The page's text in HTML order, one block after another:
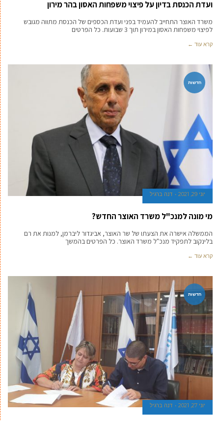
ועדת הכנסת בדיון על פיצוי משפחות האסון בהר מירון
משרד האוצר התחייב להעמיד בפני ועדת הכספים של הכנסת מתווה מגובש
לפיצוי משפחות האסון במירון תוך 3 שבועות. כל הפרטים
קרא עוד ←
חדשות
יוני 29, 2021 דנה ברגיל
מי מונה למנכ"ל משרד האוצר החדש?
הממשלה אישרה את הצעתו של שר האוצר, אביגדור ליברמן, למנות את רם
בלינקוב לתפקיד מנכ"ל משרד האוצר. כל הפרטים בהמשך
קרא עוד ←
חדשות